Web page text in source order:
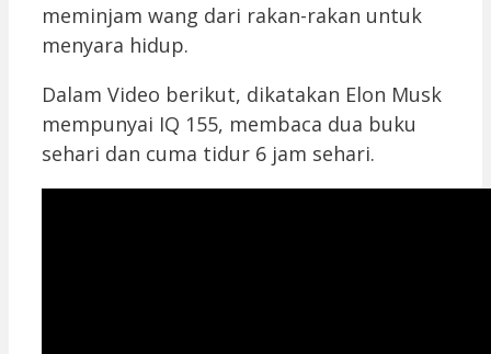
meminjam wang dari rakan-rakan untuk
menyara hidup.
Dalam Video berikut, dikatakan Elon Musk
mempunyai IQ 155, membaca dua buku
sehari dan cuma tidur 6 jam sehari.